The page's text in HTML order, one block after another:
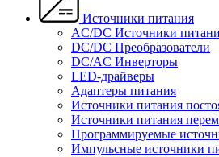
Источники питания
AC/DC Источники
DC/DC Преобразователи
DC/AC Инверторы
LED-драйверы
Адаптеры питания
Источники питания
Источники питания
Программируемые
Импульсные источники